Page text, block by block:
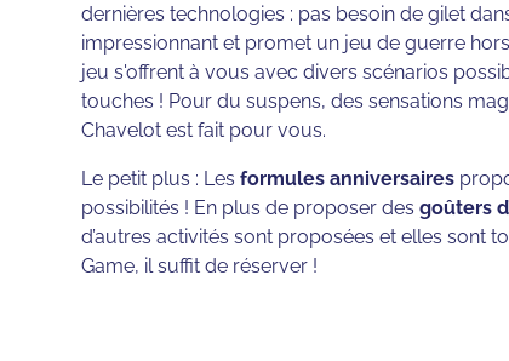
dernières technologies : pas besoin de gilet
impressionnant et promet un jeu de guerre
jeu s'offrent à vous avec divers scénarios
touches ! Pour du suspens, des sensations
Chavelot est fait pour vous.
Le petit plus : Lesformules anniversaires
possibilités ! En plus de proposer desgoûters
d’autres activités sont proposées et elles sont
Game, il suffit de réserver !